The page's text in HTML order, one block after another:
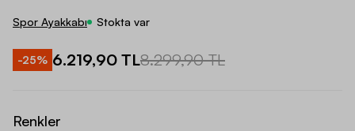
Spor Ayakkabı Stokta var
-25% 6.219,90 TL8.299,90 TL
Renkler